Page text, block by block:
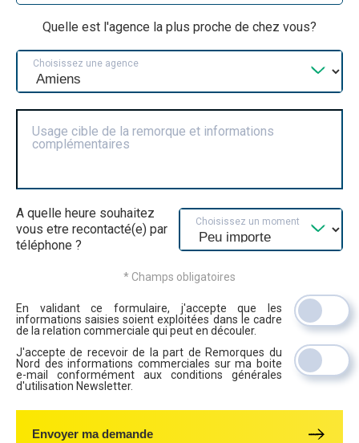
Quelle est l'agence la plus proche de chez vous?
Choisissez une agence
Usage cible de la remorque et informations
complémentaires
A quelle heure souhaitez
vous etre recontacté(e) par
téléphone ?
Choisissez un moment
* Champs obligatoires
En validant ce formulaire, j'accepte que les
informations saisies soient exploitées dans le cadre
de la relation commerciale qui peut en découler.
J'accepte de recevoir de la part de Remorques du
Nord des informations commerciales sur ma boite
e-mail conformément aux conditions générales
d'utilisation Newsletter.
Envoyer ma demande